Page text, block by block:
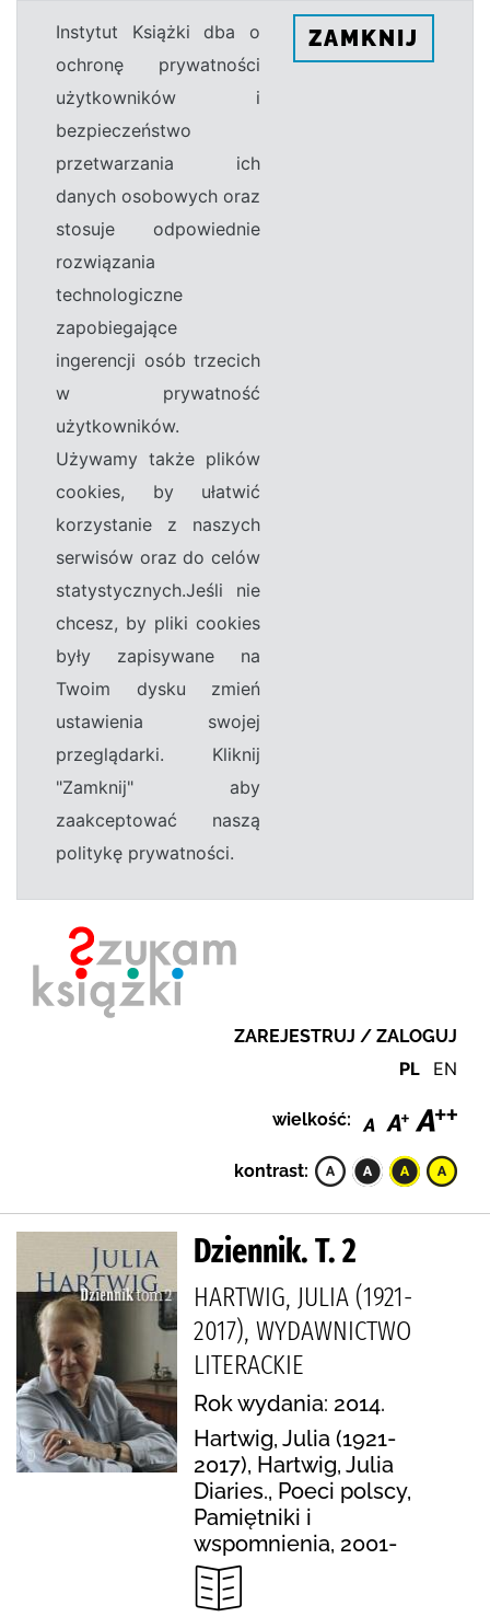
Instytut Książki dba o
ochronę prywatności
użytkowników i
bezpieczeństwo
przetwarzania ich
danych osobowych oraz
stosuje odpowiednie
rozwiązania
technologiczne
zapobiegające
ingerencji osób trzecich
w prywatność
użytkowników.
Używamy także plików
cookies, by ułatwić
korzystanie z naszych
serwisów oraz do celów
statystycznych.Jeśli nie
chcesz, by pliki cookies
były zapisywane na
Twoim dysku zmień
ustawienia swojej
przeglądarki. Kliknij
"Zamknij" aby
zaakceptować naszą
politykę prywatności.
ZAMKNIJ
ZAREJESTRUJ / ZALOGUJ
PL EN
wielkość:
kontrast:
Dziennik. T. 2
HARTWIG, JULIA (1921-
2017), WYDAWNICTWO
LITERACKIE
Rok wydania: 2014.
Hartwig, Julia (1921-
2017), Hartwig, Julia
Diaries., Poeci polscy,
Pamiętniki i
wspomnienia, 2001-